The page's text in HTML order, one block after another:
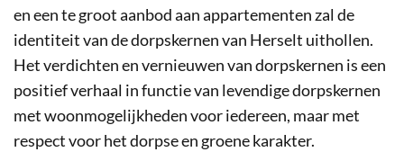
en een te groot aanbod aan appartementen zal de
identiteit van de dorpskernen van Herselt uithollen.
Het verdichten en vernieuwen van dorpskernen is een
positief verhaal in functie van levendige dorpskernen
met woonmogelijkheden voor iedereen, maar met
respect voor het dorpse en groene karakter.